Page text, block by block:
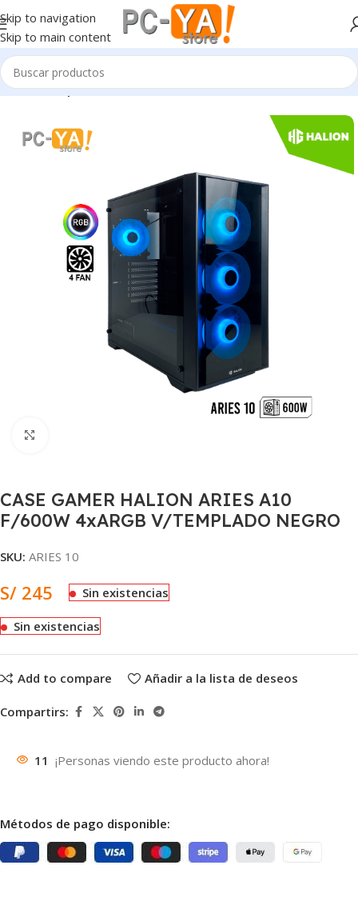
Skip to navigation
Skip to main content
Inicio Componentes
CASE GAMER HALION ARIES A10
F/600W 4xARGB V/TEMPLADO NEGRO
SKU: ARIES 10
S/ 245 Sin existencias
Sin existencias
Add to compare Añadir a la lista de deseos
Compartirs:
11 ¡Personas viendo este producto ahora!
Métodos de pago disponible: